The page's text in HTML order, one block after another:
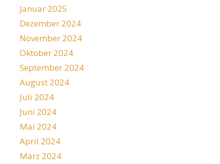
Januar 2025
Dezember 2024
November 2024
Oktober 2024
September 2024
August 2024
Juli 2024
Juni 2024
Mai 2024
April 2024
März 2024